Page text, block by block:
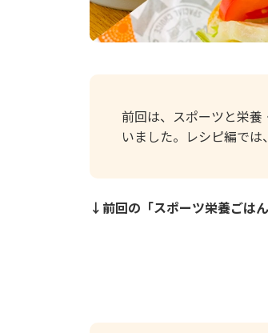
前回は、スポーツと栄
いました。レシピ編で
↓前回の「スポーツ栄養ごは